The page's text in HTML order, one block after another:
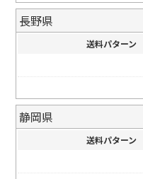
長野県
送料パターン
静岡県
送料パターン